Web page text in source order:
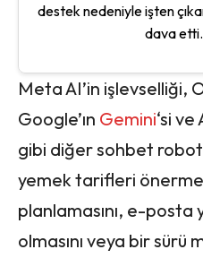
destek nedeniyle işten
dava
Meta AI’in işlevselliği,
Google’ın Gemini‘si
gibi diğer sohbet
yemek tarifleri
planlamasını, e-posta
olmasını veya bir sürü